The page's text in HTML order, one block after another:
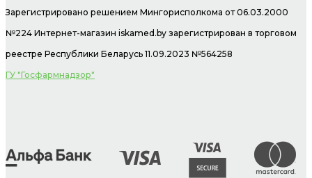
Зарегистрировано решением Мингорисполкома от 06.03.2000
№224 Интернет-магазин iskamed.by зарегистрирован в торговом
реестре Республики Беларусь 11.09.2023 №564258
ГУ "Госфармнадзор"